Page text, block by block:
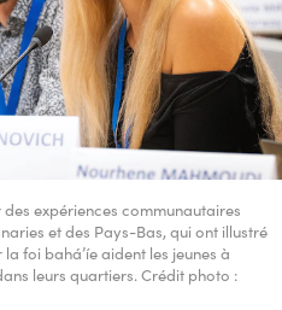
expériences communautaires
et des Pays-Bas, qui ont illustré
foi bahá’íe aident les jeunes à
leurs quartiers. Crédit photo :